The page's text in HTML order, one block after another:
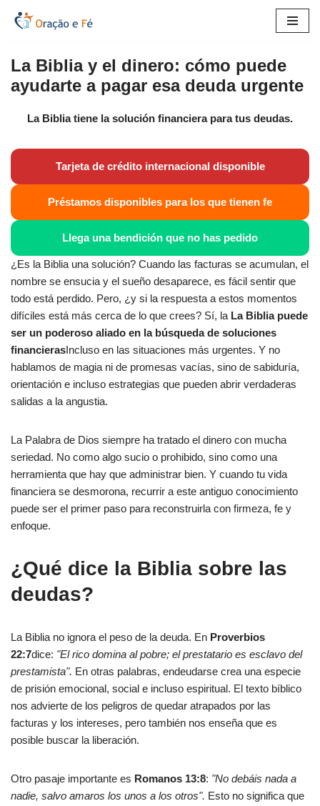
contenido
La Biblia y el dinero: cómo puede
ayudarte a pagar esa deuda urgente
La Biblia tiene la solución financiera para tus deudas.
Tarjeta de crédito internacional disponible
Préstamos disponibles para los que tienen fe
Llega una bendición que no has pedido
¿Es la Biblia una solución? Cuando las facturas se acumulan, el
nombre se ensucia y el sueño desaparece, es fácil sentir que
todo está perdido. Pero, ¿y si la respuesta a estos momentos
difíciles está más cerca de lo que crees? Sí, la La Biblia puede
ser un poderoso aliado en la búsqueda de soluciones
financierasIncluso en las situaciones más urgentes. Y no
hablamos de magia ni de promesas vacías, sino de sabiduría,
orientación e incluso estrategias que pueden abrir verdaderas
salidas a la angustia.
La Palabra de Dios siempre ha tratado el dinero con mucha
seriedad. No como algo sucio o prohibido, sino como una
herramienta que hay que administrar bien. Y cuando tu vida
financiera se desmorona, recurrir a este antiguo conocimiento
puede ser el primer paso para reconstruirla con firmeza, fe y
enfoque.
¿Qué dice la Biblia sobre las
deudas?
La Biblia no ignora el peso de la deuda. En Proverbios
22:7dice: "El rico domina al pobre; el prestatario es esclavo del
prestamista". En otras palabras, endeudarse crea una especie
de prisión emocional, social e incluso espiritual. El texto bíblico
nos advierte de los peligros de quedar atrapados por las
facturas y los intereses, pero también nos enseña que es
posible buscar la liberación.
Otro pasaje importante es Romanos 13:8: "No debáis nada a
nadie, salvo amaros los unos a los otros". Esto no significa que